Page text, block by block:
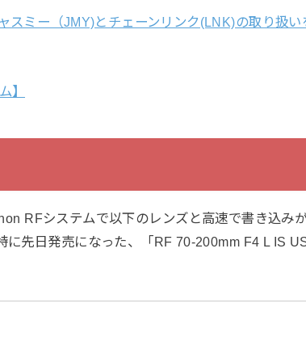
スミー（JMY)とチェーンリンク(LNK)の取り扱い
】
RFシステムで以下のレンズと高速で書き込み
先日発売になった、「RF 70-200mm F4 L IS